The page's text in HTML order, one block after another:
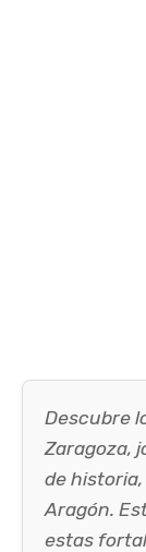
Descubre
Zaragoza,
de
Aragón.
estas